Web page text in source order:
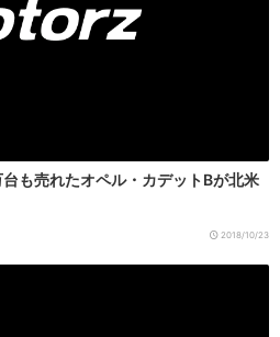
も売れたオペル・カデットBが北米
2018/10/23